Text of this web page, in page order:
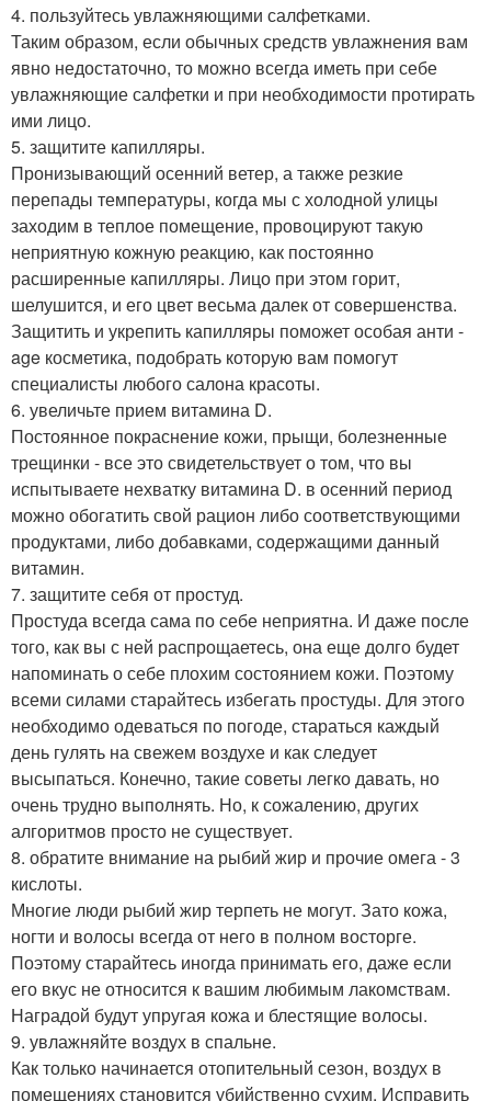
4. пользуйтесь увлажняющими салфетками.
Таким образом, если обычных средств увлажнения вам
явно недостаточно, то можно всегда иметь при себе
увлажняющие салфетки и при необходимости протирать
ими лицо.
5. защитите капилляры.
Пронизывающий осенний ветер, а также резкие
перепады температуры, когда мы с холодной улицы
заходим в теплое помещение, провоцируют такую
неприятную кожную реакцию, как постоянно
расширенные капилляры. Лицо при этом горит,
шелушится, и его цвет весьма далек от совершенства.
Защитить и укрепить капилляры поможет особая анти -
age косметика, подобрать которую вам помогут
специалисты любого салона красоты.
6. увеличьте прием витамина D.
Постоянное покраснение кожи, прыщи, болезненные
трещинки - все это свидетельствует о том, что вы
испытываете нехватку витамина D. в осенний период
можно обогатить свой рацион либо соответствующими
продуктами, либо добавками, содержащими данный
витамин.
7. защитите себя от простуд.
Простуда всегда сама по себе неприятна. И даже после
того, как вы с ней распрощаетесь, она еще долго будет
напоминать о себе плохим состоянием кожи. Поэтому
всеми силами старайтесь избегать простуды. Для этого
необходимо одеваться по погоде, стараться каждый
день гулять на свежем воздухе и как следует
высыпаться. Конечно, такие советы легко давать, но
очень трудно выполнять. Но, к сожалению, других
алгоритмов просто не существует.
8. обратите внимание на рыбий жир и прочие омега - 3
кислоты.
Многие люди рыбий жир терпеть не могут. Зато кожа,
ногти и волосы всегда от него в полном восторге.
Поэтому старайтесь иногда принимать его, даже если
его вкус не относится к вашим любимым лакомствам.
Наградой будут упругая кожа и блестящие волосы.
9. увлажняйте воздух в спальне.
Как только начинается отопительный сезон, воздух в
помещениях становится убийственно сухим. Исправить